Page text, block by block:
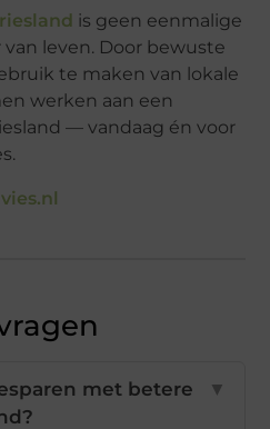
is geen eenmalige
leven. Door bewuste
te maken van lokale
werken aan een
— vandaag én voor
met betere
▼